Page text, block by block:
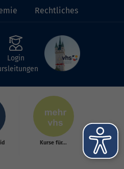
Rechtliches
Login
Kurse für...